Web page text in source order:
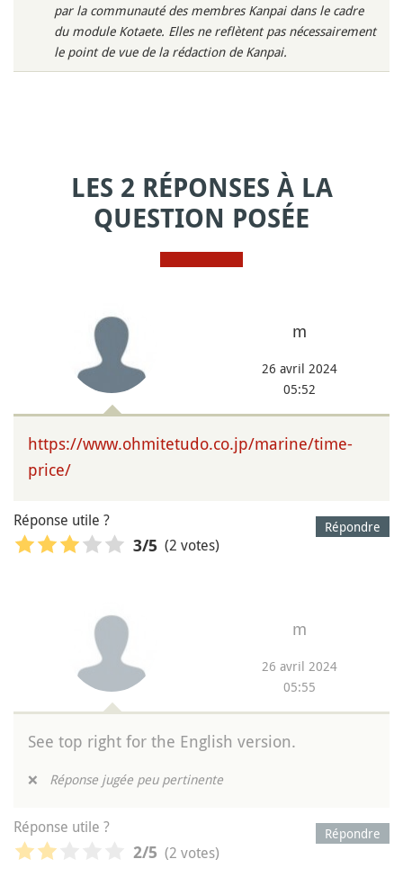
par la communauté des membres Kanpai dans le cadre
du module Kotaete. Elles ne reflètent pas nécessairement
le point de vue de la rédaction de Kanpai.
LES 2 RÉPONSES À LA
QUESTION POSÉE
m
26 avril 2024
05:52
https://www.ohmitetudo.co.jp/marine/time-
price/
Répondre
Réponse utile ?
3/5 (2 votes)
m
26 avril 2024
05:55
See top right for the English version.
❌ Réponse jugée peu pertinente
Répondre
Réponse utile ?
2/5 (2 votes)